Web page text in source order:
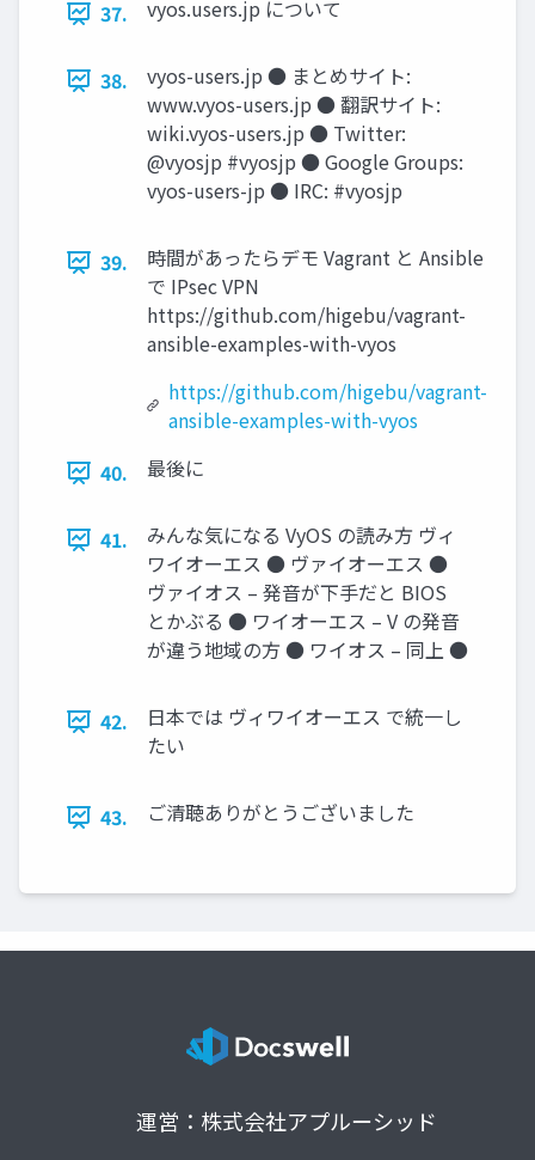
37. vyos.users.jp について
38.
vyos-users.jp ● まとめサイト:
www.vyos-users.jp ● 翻訳サイト:
wiki.vyos-users.jp ● Twitter:
@vyosjp #vyosjp ● Google Groups:
vyos-users-jp ● IRC: #vyosjp
39.
時間があったらデモ Vagrant と Ansible
で IPsec VPN
https://github.com/higebu/vagrant-
ansible-examples-with-vyos
https://github.com/higebu/vagrant-
ansible-examples-with-vyos
40.
最後に
41.
みんな気になる VyOS の読み方 ヴィ
ワイオーエス ● ヴァイオーエス ●
ヴァイオス – 発音が下手だと BIOS
とかぶる ● ワイオーエス – V の発音
が違う地域の方 ● ワイオス – 同上 ●
42.
日本では ヴィワイオーエス で統一し
たい
43. ご清聴ありがとうございました
運営：株式会社アプルーシッド